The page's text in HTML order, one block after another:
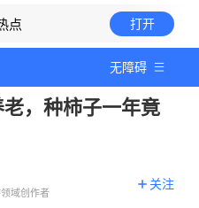
点 打开
无障碍
，种柿子一年竟
域创作者
关注